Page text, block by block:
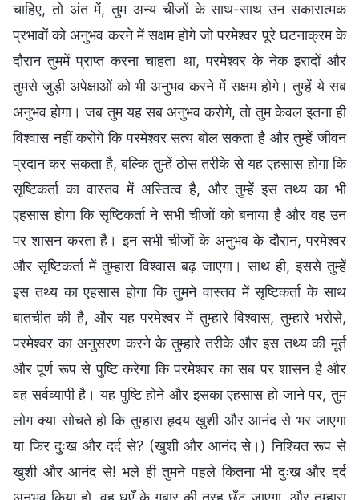
चाहिए, तो अंत में, तुम अन्य चीजों के साथ-साथ उन सकारात्मक
प्रभावों को अनुभव करने में सक्षम होगे जो परमेश्वर पूरे घटनाक्रम के
दौरान तुममें प्राप्त करना चाहता था, परमेश्वर के नेक इरादों और
तुमसे जुड़ी अपेक्षाओं को भी अनुभव करने में सक्षम होगे। तुम्हें ये सब
अनुभव होगा। जब तुम यह सब अनुभव करोगे, तो तुम केवल इतना ही
विश्वास नहीं करोगे कि परमेश्वर सत्य बोल सकता है और तुम्हें जीवन
प्रदान कर सकता है, बल्क‍ि तुम्हें ठोस तरीके से यह एहसास होगा कि
सृष्ट‍िकर्ता का वास्तव में अस्तित्व है, और तुम्हें इस तथ्य का भी
एहसास होगा कि सृष्टिकर्ता ने सभी चीजों को बनाया है और वह उन
पर शासन करता है। इन सभी चीजों के अनुभव के दौरान, परमेश्वर
और सृष्ट‍िकर्ता में तुम्हारा विश्वास बढ़ जाएगा। साथ ही, इससे तुम्हें
इस तथ्य का एहसास होगा कि तुमने वास्तव में सृष्ट‍िकर्ता के साथ
बातचीत की है, और यह परमेश्वर में तुम्हारे विश्वास, तुम्हारे भरोसे,
परमेश्वर का अनुसरण करने के तुम्हारे तरीके और इस तथ्य की मूर्त
और पूर्ण रूप से पुष्टि करेगा कि परमेश्वर का सब पर शासन है और
वह सर्वव्यापी है। यह पुष्टि होने और इसका एहसास हो जाने पर, तुम
लोग क्या सोचते हो कि तुम्हारा हृदय खुशी और आनंद से भर जाएगा
या फिर दुःख और दर्द से? (खुशी और आनंद से।) निश्चित रूप से
खुशी और आनंद से! भले ही तुमने पहले कितना भी दुःख और दर्द